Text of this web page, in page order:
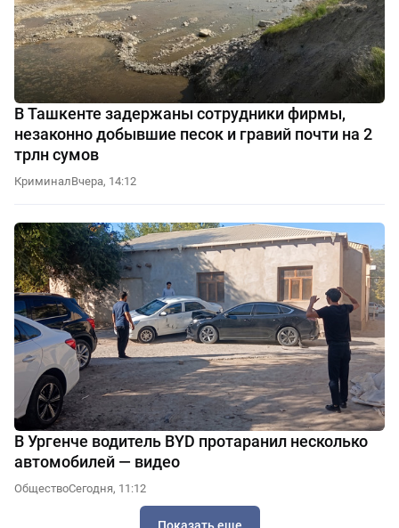
В Ташкенте задержаны сотрудники фирмы,
незаконно добывшие песок и гравий почти на 2
трлн сумов
КриминалВчера, 14:12
В Ургенче водитель BYD протаранил несколько
автомобилей — видео
ОбществоСегодня, 11:12